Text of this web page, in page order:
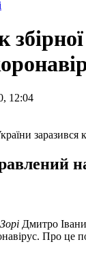
12:04
Зорі Дмитро
Про це